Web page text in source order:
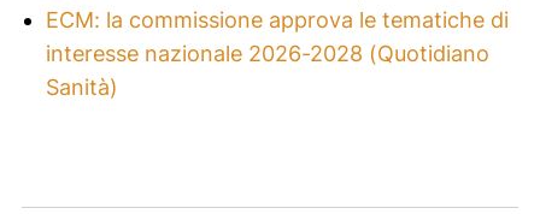
ECM: la commissione approva le tematiche di
interesse nazionale 2026-2028 (Quotidiano
Sanità)